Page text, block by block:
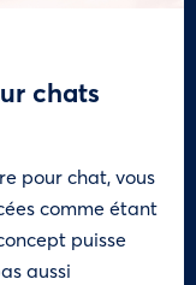
chats
pour chat, vous
comme étant
puisse
aussi